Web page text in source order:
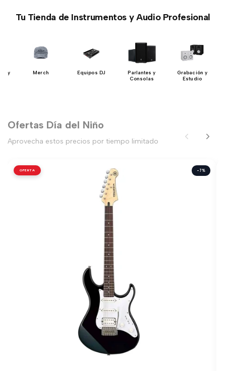
Tu Tienda de Instrumentos y Audio Profesional
y
Merch Equipos DJ
Parlantes y
Consolas
Grabación y
Estudio
Ofertas Día del Niño
Aprovecha estos precios por tiempo limitado
OFERTA -7%